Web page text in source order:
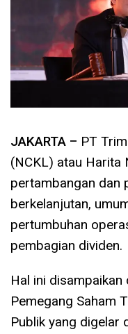
JAKARTA – PT
(NCKL) atau Harita
pertambangan dan
berkelanjutan,
pertumbuhan
pembagian dividen.
Hal ini disampaikan
Pemegang Saham
Publik yang digelar